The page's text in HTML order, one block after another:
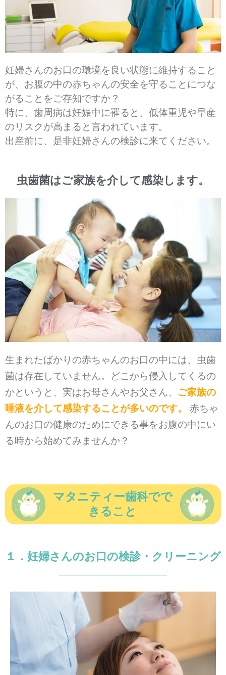
妊婦さんのお口の環境を良い状態に維持すること
が、お腹の中の赤ちゃんの安全を守ることにつな
がることをご存知ですか？
特に、歯周病は妊娠中に罹ると、低体重児や早産
のリスクが高まると言われています。
出産前に、是非妊婦さんの検診に来てください。
虫歯菌はご家族を介して感染します。
生まれたばかりの赤ちゃんのお口の中には、虫歯
菌は存在していません。どこから侵入してくるの
かというと、実はお母さんやお父さん、 ご家族の
唾液を介して感染することが多いのです。
赤ちゃ
んのお口の健康のためにできる事をお腹の中にい
る時から始めてみませんか？
マタニティー歯科でで
きること
１．妊婦さんのお口の検診・クリーニング